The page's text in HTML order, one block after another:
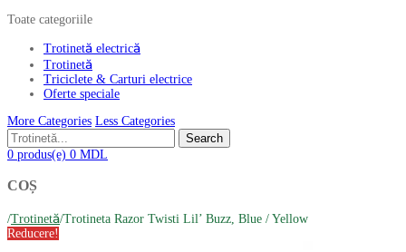
Toate categoriile
Trotinetă electrică
Trotinetă
Triciclete & Carturi electrice
Oferte speciale
More Categories Less Categories
Search
0 produs(e) 0 MDL
COȘ
/Trotinetă/Trotineta Razor Twisti Lil’ Buzz, Blue / Yellow
Reducere!